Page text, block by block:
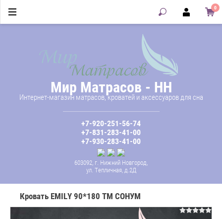
0
Мир Матрасов - НН
Интернет-магазин матрасов, кроватей и аксессуаров для сна
+7-920-251-56-74
+7-831-283-41-00
+7-930-283-41-00
603092, г. Нижний Новгород,
ул. Тепличная, д.2Д
Кровать EMILY 90*180 ТМ СОНУМ